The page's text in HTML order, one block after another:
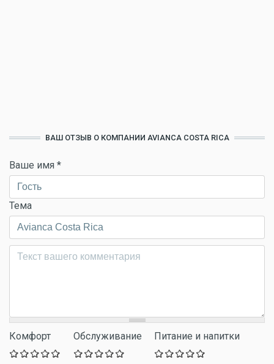
ВАШ ОТЗЫВ О КОМПАНИИ AVIANCA COSTA RICA
Ваше имя *
Тема
Комментарий*
Комфорт Обслуживание Питание и напитки